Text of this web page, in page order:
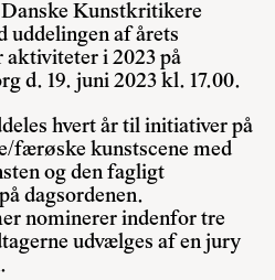
Kunstkritikere
uddelingen af årets
i 2023 på
d. 19. juni 2023 kl. 17.00.
hvert år til initiativer på
færøske kunstscene med
og den fagligt
dagsordenen.
nominerer indenfor tre
udvælges af en jury